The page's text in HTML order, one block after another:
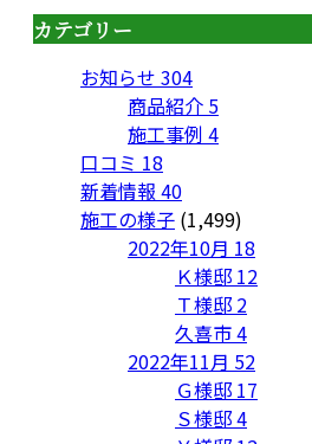
カテゴリー
お知らせ 304
商品紹介 5
施工事例 4
口コミ 18
新着情報 40
施工の様子 (1,499)
2022年10月 18
Ｋ様邸 12
Ｔ様邸 2
久喜市4
2022年11月 52
Ｇ様邸 17
Ｓ様邸4